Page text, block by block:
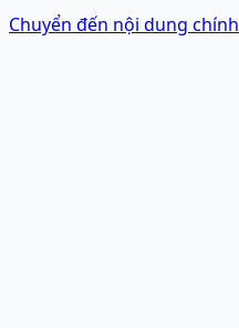
Chuyển đến nội dung chính